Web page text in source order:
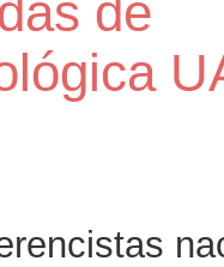
de